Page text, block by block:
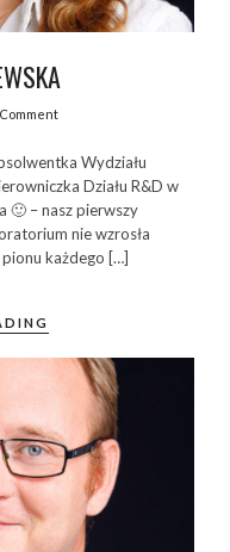
Wydziału
Działu R&D w
🙂 – nasz pierwszy
nie wzrosła
każdego […]